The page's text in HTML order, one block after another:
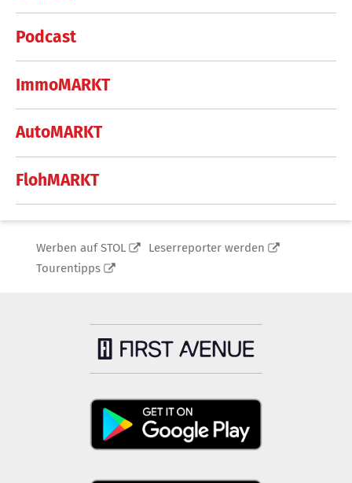
Podcast
ImmoMARKT
AutoMARKT
FlohMARKT
Werben auf STOL
Leserreporter werden
Tourentipps